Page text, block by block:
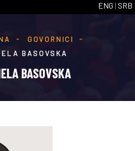
ENG | SRB
GOVORNICI
BASOVSKA
BASOVSKA